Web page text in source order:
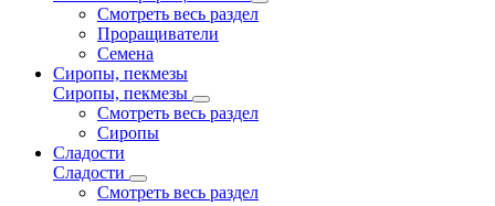
Смотреть весь раздел
Проращиватели
Семена
Сиропы, пекмезы
Сиропы, пекмезы
Смотреть весь раздел
Сиропы
Сладости
Сладости
Смотреть весь раздел